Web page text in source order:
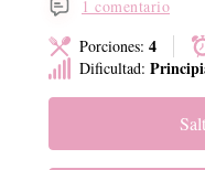
1 comentario
Porciones: 4
Dificultad: